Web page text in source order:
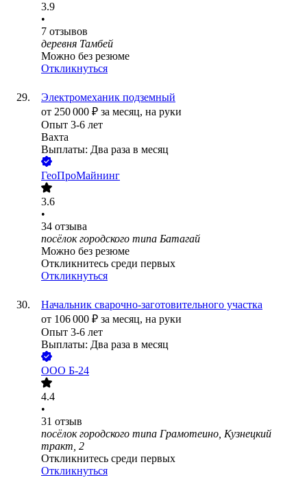
3.9
•
7 отзывов
деревня Тамбей
Можно без резюме
Откликнуться
Электромеханик подземный
от 250 000 ₽ за месяц, на руки
Опыт 3-6 лет
Вахта
Выплаты: Два раза в месяц
ГеоПроМайнинг
3.6
•
34 отзыва
посёлок городского типа Батагай
Можно без резюме
Откликнитесь среди первых
Откликнуться
Начальник сварочно-заготовительного участка
от 106 000 ₽ за месяц, на руки
Опыт 3-6 лет
Выплаты: Два раза в месяц
ООО Б-24
4.4
•
31 отзыв
посёлок городского типа Грамотеино, Кузнецкий
тракт, 2
Откликнитесь среди первых
Откликнуться